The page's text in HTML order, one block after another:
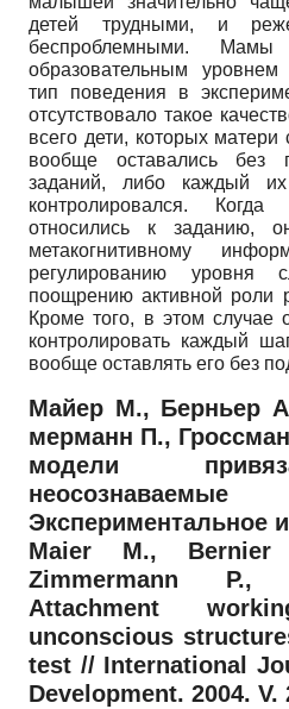
детей трудными, и
беспроблемными.
образовательным уровнем
тип поведения в
отсутствовало такое
всего дети, которых
вообще оставались
заданий, либо каждый
контролировался. Когда
относились к заданию,
метакогнитивному
регулированию уровня
поощрению активной роли
Кроме того, в этом
контролировать каждый
вообще оставлять его без
Майер М., Берньер
мерманн П.,
модели
Экспериментальное
Maier M.,
Zimmermann P.,
Attachment
unconscious
test // International
Development. 2004. V.